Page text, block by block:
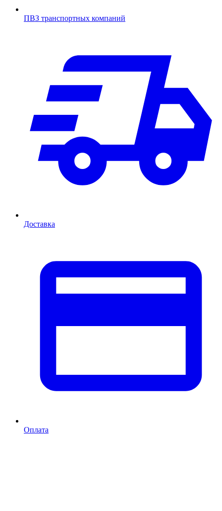
ПВЗ транспортных компаний
Доставка
Оплата